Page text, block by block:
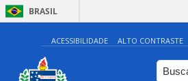
BRASIL
ACESSIBILIDADE ALTO CONTRASTE